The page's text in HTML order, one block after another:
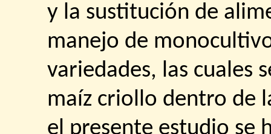
y la sustitución de
manejo de
variedades, las cuales
maíz criollo dentro de
el presente estudio se